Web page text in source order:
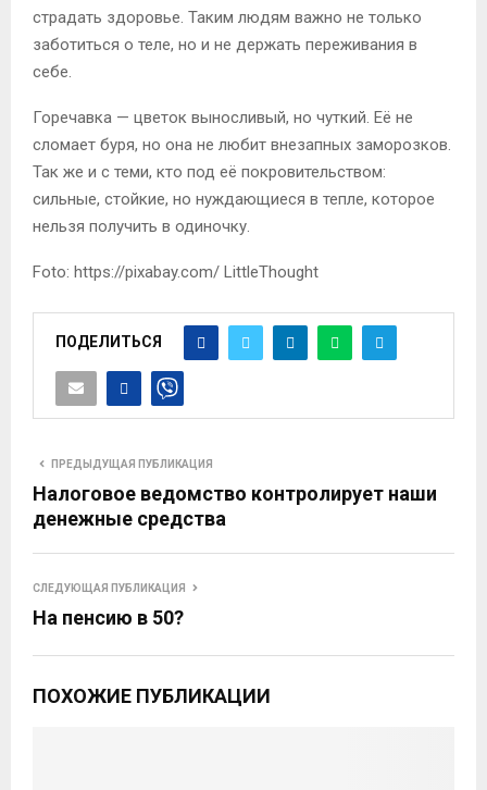
страдать здоровье. Таким людям важно не только
заботиться о теле, но и не держать переживания в
себе.
Горечавка — цветок выносливый, но чуткий. Её не
сломает буря, но она не любит внезапных заморозков.
Так же и с теми, кто под её покровительством:
сильные, стойкие, но нуждающиеся в тепле, которое
нельзя получить в одиночку.
Foto: https://pixabay.com/ LittleThought
ПОДЕЛИТЬСЯ
ПРЕДЫДУЩАЯ ПУБЛИКАЦИЯ
Налоговое ведомство контролирует наши
денежные средства
СЛЕДУЮЩАЯ ПУБЛИКАЦИЯ
На пенсию в 50?
ПОХОЖИЕ ПУБЛИКАЦИИ